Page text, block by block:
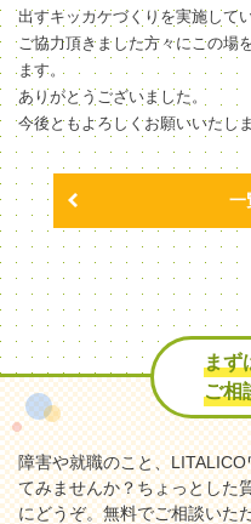
出すキッカケづくりを実施して
ご協力頂きました方々にこの場
ます。
ありがとうございました。
今後ともよろしくお願いいたし
一
まず
ご相
障害や就職のこと、
てみませんか？ちょっとした
にどうぞ。無料でご相談いた